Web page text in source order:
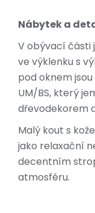
Nábytek a
V obývací části
ve výklenku s
pod oknem
UM/BS, který
dřevodekorem
Malý kout s
jako relaxační
decentním
atmosféru.